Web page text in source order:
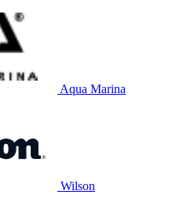
Aqua Marina
Wilson